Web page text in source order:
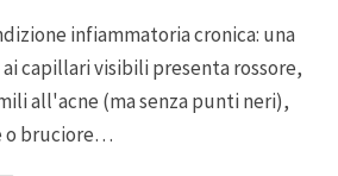
infiammatoria cronica: una
capillari visibili presenta rossore,
all'acne (ma senza punti neri),
o bruciore…